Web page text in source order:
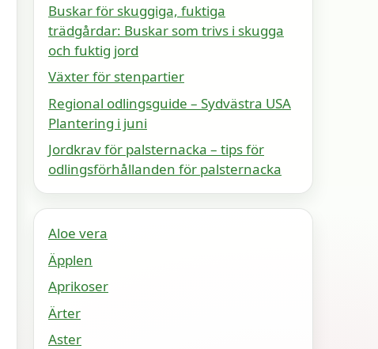
Buskar för skuggiga, fuktiga
trädgårdar: Buskar som trivs i skugga
och fuktig jord
Växter för stenpartier
Regional odlingsguide – Sydvästra USA
Plantering i juni
Jordkrav för palsternacka – tips för
odlingsförhållanden för palsternacka
Aloe vera
Äpplen
Aprikoser
Ärter
Aster